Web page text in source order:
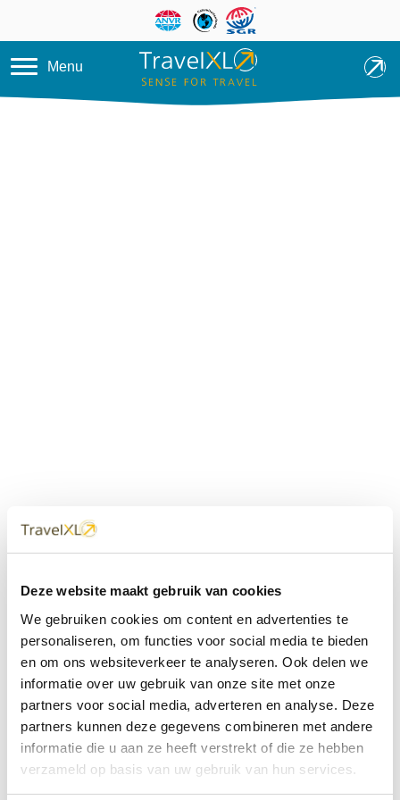
Deze website maakt gebruik van cookies
We gebruiken cookies om content en advertenties te
personaliseren, om functies voor social media te bieden
en om ons websiteverkeer te analyseren. Ook delen we
informatie over uw gebruik van onze site met onze
partners voor social media, adverteren en analyse. Deze
partners kunnen deze gegevens combineren met andere
informatie die u aan ze heeft verstrekt of die ze hebben
verzameld op basis van uw gebruik van hun services.
Overslaan en naar de inhoud
Menu
dichtbij
Met 60+ verkooppunten in Nederland en België staan wij
met onze XL Travelcenters, mobiele reisadviseurs van
TravelXL@Home en deze website altijd voor uw vakantie
klaar.
• Ontzorgen van A-Z • Onafhankelijk advies • Maatwerk •
Bespaar tijd en stress
TravelXLreisbureau's